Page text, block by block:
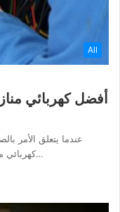
All
أفضل كهربائي
عندما يتعلق الأمر
كهربائي منازل جدة يعد خطوة ضرورية للحفاظ على سلامة…